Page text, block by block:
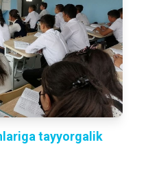
tayyorgalik